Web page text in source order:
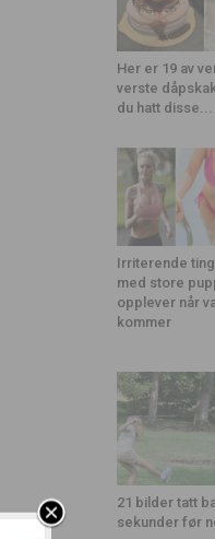
Her er 19 av
verste
du hatt disse...
Irriterende
med store
opplever når
kommer
21 bilder tatt
sekunder før